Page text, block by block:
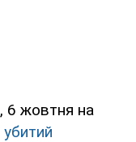
, 6 жовтня на
убитий